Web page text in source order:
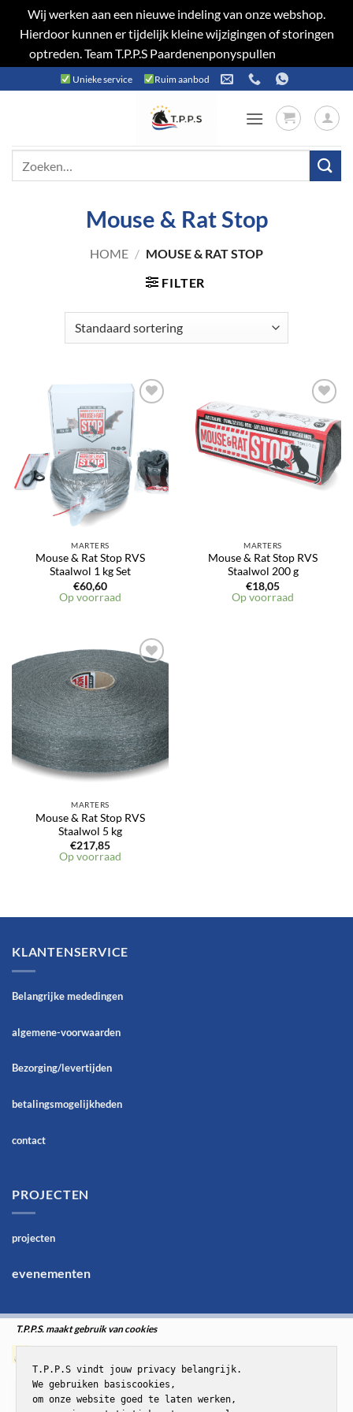
Wij werken aan een nieuwe indeling van onze webshop.
Hierdoor kunnen er tijdelijk kleine wijzigingen of storingen
optreden. Team T.P.P.S Paardenenponyspullen
naar
Unieke service Ruim aanbod
Mouse & Rat Stop
HOME / MOUSE & RAT STOP
FILTER
Toevoegen
aan
verlanglijst
MARTERS
Mouse & Rat Stop RVS
Staalwol 1 kg Set
€60,60
Op voorraad
Toevoegen
aan
verlanglijst
MARTERS
Mouse & Rat Stop RVS
Staalwol 200 g
€18,05
Op voorraad
Toevoegen
aan
verlanglijst
MARTERS
Mouse & Rat Stop RVS
Staalwol 5 kg
€217,85
Op voorraad
KLANTENSERVICE
Belangrijke mededingen
algemene-voorwaarden
Bezorging/levertijden
betalingsmogelijkheden
contact
PROJECTEN
projecten
evenementen
T.P.P.S. maakt gebruik van cookies
T.P.P.S vindt jouw privacy belangrijk.
We gebruiken basiscookies,
om onze website goed te laten werken,